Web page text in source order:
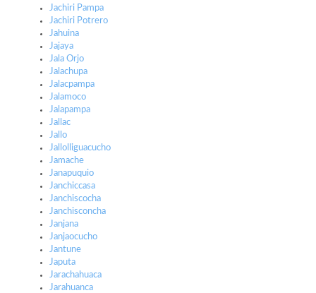
Jachiri Pampa
Jachiri Potrero
Jahuina
Jajaya
Jala Orjo
Jalachupa
Jalacpampa
Jalamoco
Jalapampa
Jallac
Jallo
Jallolliguacucho
Jamache
Janapuquio
Janchiccasa
Janchiscocha
Janchisconcha
Janjana
Janjaocucho
Jantune
Japuta
Jarachahuaca
Jarahuanca